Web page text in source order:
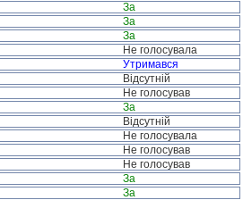
За
За
За
Не голосувала
Утримався
Відсутній
Не голосував
За
Відсутній
Не голосувала
Не голосував
Не голосував
За
За